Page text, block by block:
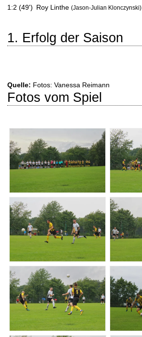
1:2 (49') Roy Linthe (Jason-Julian Klonczynski)
1. Erfolg der Saison
Quelle: Fotos: Vanessa Reimann
Fotos vom Spiel